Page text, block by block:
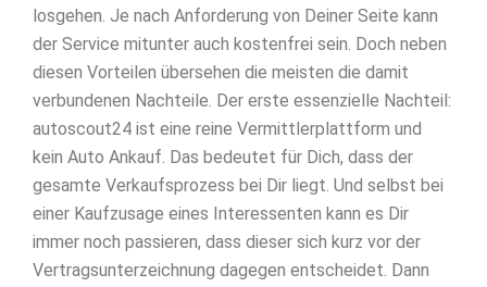
losgehen. Je nach Anforderung von Deiner Seite kann
der Service mitunter auch kostenfrei sein. Doch neben
diesen Vorteilen übersehen die meisten die damit
verbundenen Nachteile. Der erste essenzielle Nachteil:
autoscout24 ist eine reine Vermittlerplattform und
kein Auto Ankauf. Das bedeutet für Dich, dass der
gesamte Verkaufsprozess bei Dir liegt. Und selbst bei
einer Kaufzusage eines Interessenten kann es Dir
immer noch passieren, dass dieser sich kurz vor der
Vertragsunterzeichnung dagegen entscheidet. Dann